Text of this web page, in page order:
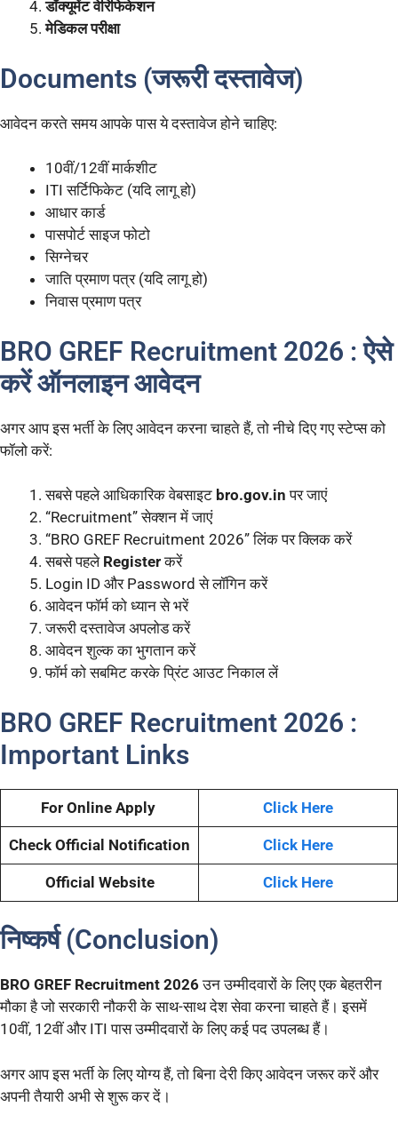
डॉक्यूमेंट वेरिफिकेशन
मेडिकल परीक्षा
Documents (जरूरी दस्तावेज)
आवेदन करते समय आपके पास ये दस्तावेज होने चाहिए:
10वीं/12वीं मार्कशीट
ITI सर्टिफिकेट (यदि लागू हो)
आधार कार्ड
पासपोर्ट साइज फोटो
सिग्नेचर
जाति प्रमाण पत्र (यदि लागू हो)
निवास प्रमाण पत्र
BRO GREF Recruitment 2026 : ऐसे
करें ऑनलाइन आवेदन
अगर आप इस भर्ती के लिए आवेदन करना चाहते हैं, तो नीचे दिए गए स्टेप्स को
फॉलो करें:
सबसे पहले आधिकारिक वेबसाइट bro.gov.in पर जाएं
“Recruitment” सेक्शन में जाएं
“BRO GREF Recruitment 2026” लिंक पर क्लिक करें
सबसे पहले Registerकरें
Login ID और Password से लॉगिन करें
आवेदन फॉर्म को ध्यान से भरें
जरूरी दस्तावेज अपलोड करें
आवेदन शुल्क का भुगतान करें
फॉर्म को सबमिट करके प्रिंट आउट निकाल लें
BRO GREF Recruitment 2026 :
Important Links
For Online Apply Click Here
Check Official Notification Click Here
Official Website Click Here
निष्कर्ष (Conclusion)
BRO GREF Recruitment 2026उन उम्मीदवारों के लिए एक बेहतरीन
मौका है जो सरकारी नौकरी के साथ-साथ देश सेवा करना चाहते हैं। इसमें
10वीं, 12वीं और ITI पास उम्मीदवारों के लिए कई पद उपलब्ध हैं।
अगर आप इस भर्ती के लिए योग्य हैं, तो बिना देरी किए आवेदन जरूर करें और
अपनी तैयारी अभी से शुरू कर दें।